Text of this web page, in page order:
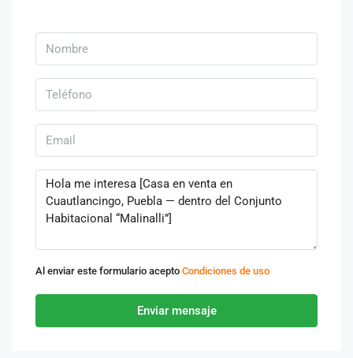
Al enviar este formulario acepto Condiciones de uso
Enviar mensaje